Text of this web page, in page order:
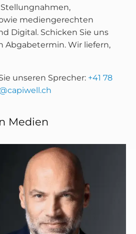
mediengerechten
Digital. Schicken Sie uns
Abgabetermin. Wir liefern,
unseren Sprecher: +41 78
Medien